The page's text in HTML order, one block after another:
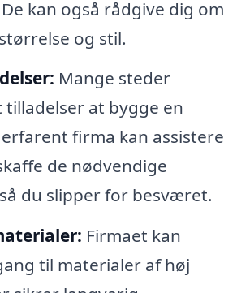
kan også rådgive dig om
og stil.
Mange steder
at bygge en
firma kan assistere
de nødvendige
du slipper for besværet.
Firmaet kan
til materialer af høj